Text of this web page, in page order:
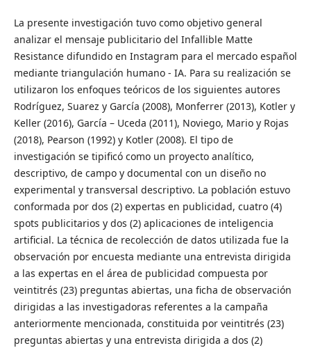
La presente investigación tuvo como objetivo general
analizar el mensaje publicitario del Infallible Matte
Resistance difundido en Instagram para el mercado español
mediante triangulación humano - IA. Para su realización se
utilizaron los enfoques teóricos de los siguientes autores
Rodríguez, Suarez y García (2008), Monferrer (2013), Kotler y
Keller (2016), García – Uceda (2011), Noviego, Mario y Rojas
(2018), Pearson (1992) y Kotler (2008). El tipo de
investigación se tipificó como un proyecto analítico,
descriptivo, de campo y documental con un diseño no
experimental y transversal descriptivo. La población estuvo
conformada por dos (2) expertas en publicidad, cuatro (4)
spots publicitarios y dos (2) aplicaciones de inteligencia
artificial. La técnica de recolección de datos utilizada fue la
observación por encuesta mediante una entrevista dirigida
a las expertas en el área de publicidad compuesta por
veintitrés (23) preguntas abiertas, una ficha de observación
dirigidas a las investigadoras referentes a la campaña
anteriormente mencionada, constituida por veintitrés (23)
preguntas abiertas y una entrevista dirigida a dos (2)